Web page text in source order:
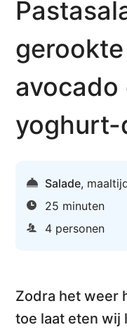
avocado
yoghurt-
Salade,
25 minuten
4 personen
Zodra het weer
toe laat eten wij